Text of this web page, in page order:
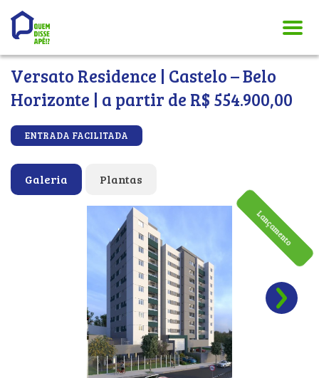
Versato Residence | Castelo – Belo
Horizonte | a partir de R$ 554.900,00
ENTRADA FACILITADA
Galeria Plantas
Lançamento